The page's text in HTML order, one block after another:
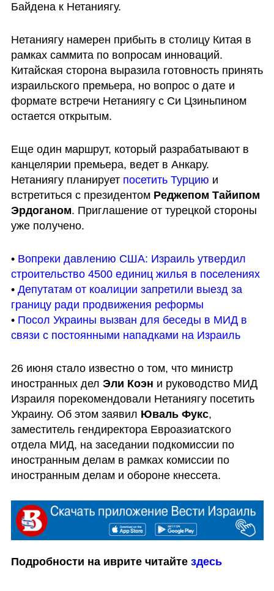
Байдена к Нетаниягу.
Нетаниягу намерен прибыть в столицу Китая в
рамках саммита по вопросам инноваций.
Китайская сторона выразила готовность принять
израильского премьера, но вопрос о дате и
формате встречи Нетаниягу с Си Цзиньпином
остается открытым.
Еще один маршрут, который разрабатывают в
канцелярии премьера, ведет в Анкару.
Нетаниягу планирует посетить Турцию и
встретиться с президентом Реджепом Тайипом
Эрдоганом. Приглашение от турецкой стороны
уже получено.
• Вопреки давлению США: Израиль утвердил
строительство 4500 единиц жилья в поселениях
• Депутатам от коалиции запретили выезд за
границу ради продвижения реформы
• Посол Украины вызван для беседы в МИД в
связи с постоянными нападками на Израиль
26 июня стало известно о том, что министр
иностранных дел Эли Коэн и руководство МИД
Израиля порекомендовали Нетаниягу посетить
Украину. Об этом заявил Юваль Фукс,
заместитель гендиректора Евроазиатского
отдела МИД, на заседании подкомиссии по
иностранным делам в рамках комиссии по
иностранным делам и обороне кнессета.
Подробности на иврите читайте здесь